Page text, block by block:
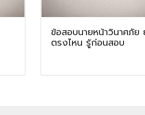
ข้อสอบนายหน้าวินาศภัย
ตรงไหน รู้ก่อนสอบ